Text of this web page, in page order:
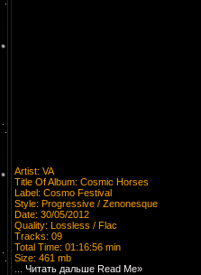
Artist: VA
Title Of Album: Cosmic Horses
Label: Cosmo Festival
Style: Progressive / Zenonesque
Date: 30/05/2012
Quality: Lossless / Flac
Tracks: 09
Total Time: 01:16:56 min
Size: 461 mb
Читать дальше Read Me»